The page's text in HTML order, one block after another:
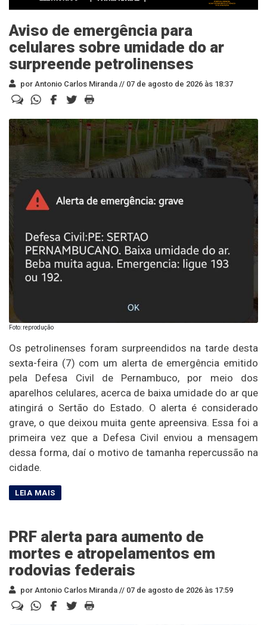
Aviso de emergência para
celulares sobre umidade do ar
surpreende petrolinenses
por Antonio Carlos Miranda // 07 de agosto de 2026 às 18:37
Foto: reprodução
Os petrolinenses foram surpreendidos na tarde desta
sexta-feira (7) com um alerta de emergência emitido
pela Defesa Civil de Pernambuco, por meio dos
aparelhos celulares, acerca de baixa umidade do ar que
atingirá o Sertão do Estado. O alerta é considerado
grave, o que deixou muita gente apreensiva. Essa foi a
primeira vez que a Defesa Civil enviou a mensagem
dessa forma, daí o motivo de tamanha repercussão na
cidade.
PRF alerta para aumento de
mortes e atropelamentos em
rodovias federais
por Antonio Carlos Miranda // 07 de agosto de 2026 às 17:59